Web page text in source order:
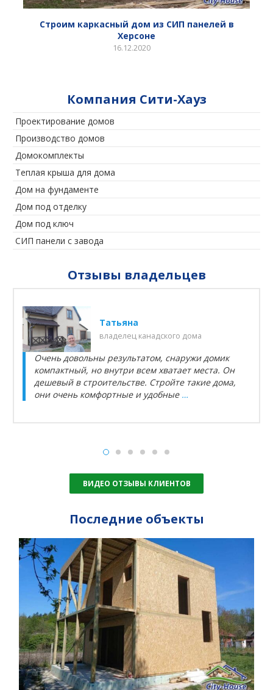
Строим каркасный дом из СИП панелей в
Херсоне
16.12.2020
Компания Сити-Хауз
Проектирование домов
Производство домов
Домокомплекты
Теплая крыша для дома
Дом на фундаменте
Дом под отделку
Дом под ключ
СИП панели с завода
Отзывы владельцев
Татьяна
владелец канадского дома
Очень довольны результатом, снаружи домик
компактный, но внутри всем хватает места. Он
дешевый в строительстве. Стройте такие дома,
они очень комфортные и удобные …
ВИДЕО ОТЗЫВЫ КЛИЕНТОВ
Последние объекты